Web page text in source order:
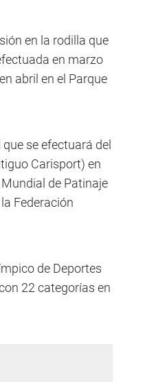
en la rodilla que
en marzo
abril en el Parque
se efectuará del
Carisport) en
de Patinaje
Federación
de Deportes
22 categorías en